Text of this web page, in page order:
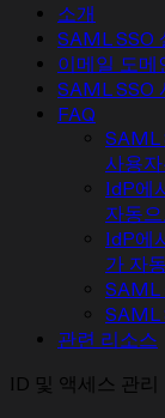
소개
SAML SSO
이메일 도메
SAML SSO
FAQ
SAML
사용
IdP에
자동
IdP에
가 자
SAML
SAML
관련 리소스
ID 및 액세스 관리